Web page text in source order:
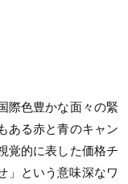
際色豊かな面々の緊
ある赤と青のキャン
覚的に表した価格チ
」という意味深なワ